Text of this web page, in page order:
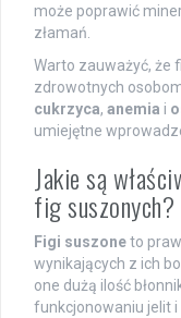
może poprawić
złamań.
Warto zauważyć, że
zdrowotnych
cukrzyca, anemia i
umiejętne
Jakie są
fig suszonych?
Figi suszoneto
wynikających z ich
one dużą ilość
funkcjonowaniu jelit i